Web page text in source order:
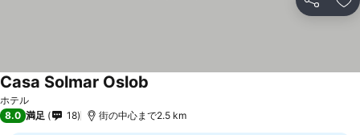
シェア お
ホテル
Casa Solmar Oslob
8.0 満足 18 街の中心まで2.5 km